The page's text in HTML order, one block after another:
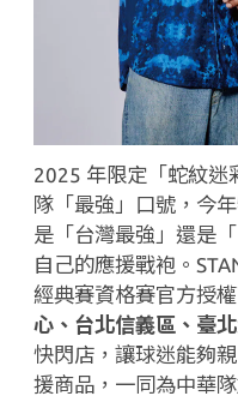
2025 年限定「蛇紋
隊「最強」口號，今
是「台灣最強」還是
自己的應援戰袍。
經典賽資格賽官方授
心、台北信義區、臺
快閃店，讓球迷能夠
援商品，一同為中華隊